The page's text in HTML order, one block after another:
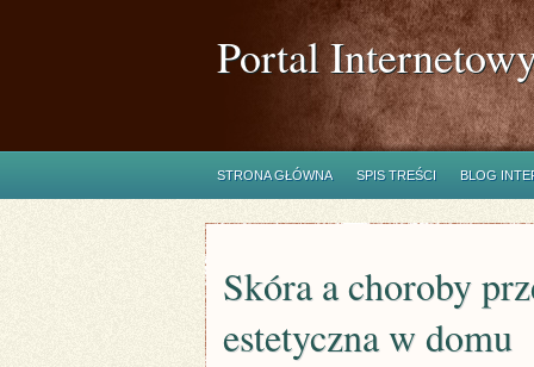
Portal
STRONA GŁÓWNA SPIS TREŚCI BLOG
Skóra a choroby
estetyczna w domu